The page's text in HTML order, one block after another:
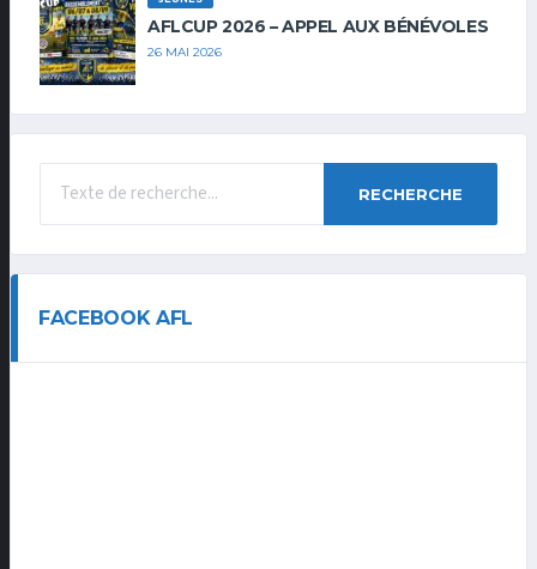
AFLCUP 2026 – APPEL AUX BÉNÉVOLES
26 MAI 2026
RECHERCHE
FACEBOOK AFL